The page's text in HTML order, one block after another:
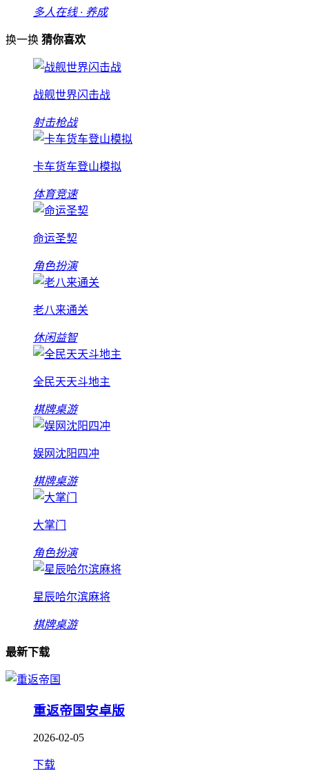
多人在线 · 养成
换一换 猜你喜欢
战舰世界闪击战
射击枪战
卡车货车登山模拟
体育竞速
命运圣契
角色扮演
老八来通关
休闲益智
全民天天斗地主
棋牌桌游
娱网沈阳四冲
棋牌桌游
大掌门
角色扮演
星辰哈尔滨麻将
棋牌桌游
最新下载
重返帝国安卓版
2026-02-05
下载